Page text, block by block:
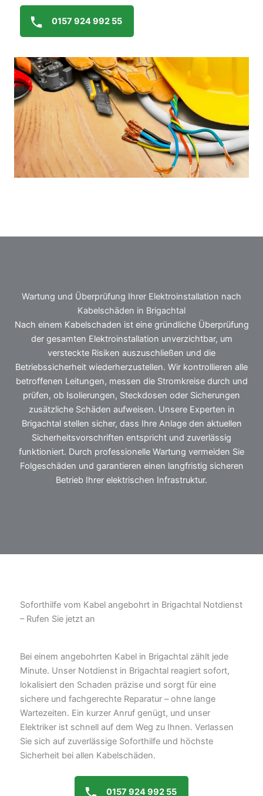
0157 924 992 55
Wartung und Überprüfung Ihrer Elektroinstallation nach
Kabelschäden in Brigachtal
Nach einem Kabelschaden ist eine gründliche Überprüfung
der gesamten Elektroinstallation unverzichtbar, um
versteckte Risiken auszuschließen und die
Betriebssicherheit wiederherzustellen. Wir kontrollieren alle
betroffenen Leitungen, messen die Stromkreise durch und
prüfen, ob Isolierungen, Steckdosen oder Sicherungen
zusätzliche Schäden aufweisen. Unsere Experten in
Brigachtal stellen sicher, dass Ihre Anlage den aktuellen
Sicherheitsvorschriften entspricht und zuverlässig
funktioniert. Durch professionelle Wartung vermeiden Sie
Folgeschäden und garantieren einen langfristig sicheren
Betrieb Ihrer elektrischen Infrastruktur.
Soforthilfe vom Kabel angebohrt in Brigachtal Notdienst
– Rufen Sie jetzt an
Bei einem angebohrten Kabel in Brigachtal zählt jede
Minute. Unser Notdienst in Brigachtal reagiert sofort,
lokalisiert den Schaden präzise und sorgt für eine
sichere und fachgerechte Reparatur – ohne lange
Wartezeiten. Ein kurzer Anruf genügt, und unser
Elektriker ist schnell auf dem Weg zu Ihnen. Verlassen
Sie sich auf zuverlässige Soforthilfe und höchste
Sicherheit bei allen Kabelschäden.
0157 924 992 55